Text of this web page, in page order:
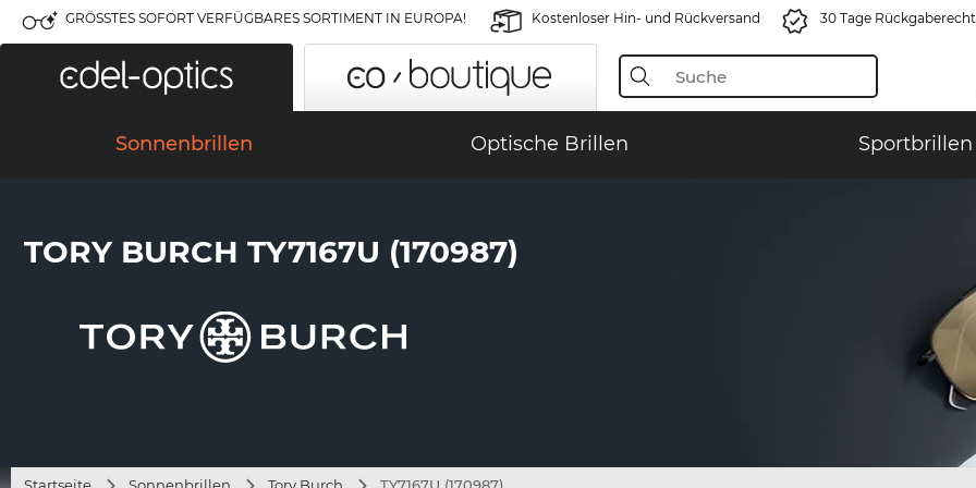
GRÖSSTES SOFORT VERFÜGBARES SORTIMENT IN EUROPA! Kostenloser Hin- und Rückversand 30 Tage Rückgaberecht
Sonnenbrillen Optische Brillen Sportbrillen
TORY BURCH TY7167U (170987)